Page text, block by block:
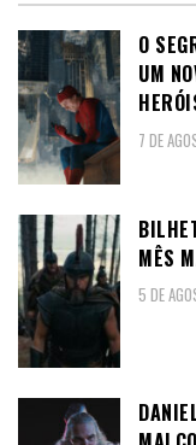
O
UM
7 DE
MÊS
5 DE